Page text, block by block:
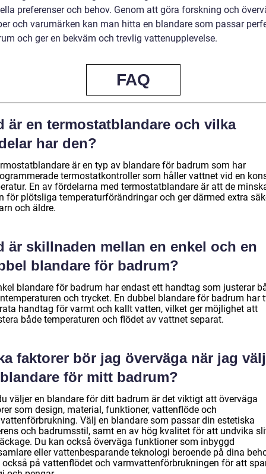
preferenser och behov. Genom att göra forskning och
och varumärken kan man hitta en blandare som passar
och ger en bekväm och trevlig vattenupplevelse.
FAQ
är en termostatblandare och vilka
har den?
är en typ av blandare för badrum som har
termostatkontroller som håller vattnet vid en
En av fördelarna med termostatblandare är att de
för plötsliga temperaturförändringar och ger därmed extra
och äldre.
är skillnaden mellan en enkel och en
blandare för badrum?
blandare för badrum har endast ett handtag som justerar
och trycket. En dubbel blandare för badrum har
handtag för varmt och kallt vatten, vilket ger möjlighet att
både temperaturen och flödet av vattnet separat.
faktorer bör jag överväga när jag
för mitt badrum?
väljer en blandare för ditt badrum är det viktigt att överväga
som design, material, funktioner, vattenflöde och
Välj en blandare som passar din estetiska
och badrumsstil, samt en av hög kvalitet för att undvika
Du kan också överväga funktioner som inbyggd
eller vattenbesparande teknologi beroende på dina
också på vattenflödet och varmvattenförbrukningen för att